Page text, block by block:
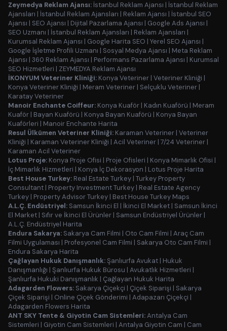
Zeymedya Reklam Ajansı: İstanbul Reklam Ajansı | İstanbul Reklam
Ajansları | İstanbul Reklam Ajansları | Reklam Ajansı | İstanbul SEO
Ajansı | SEO Ajansı | Dijital Pazarlama Ajansı | Google Ads Ajansı |
SEO Uzmanı | İstanbul Reklam Ajansları | Reklam Ajansları |
Kurumsal Reklam Ajansı | Google Harita SEO | Yerel SEO Ajansı |
Google İşletme Profili Uzmanı | Sosyal Medya Ajansı | Meta Reklam
Ajansı | 360 Reklam Ajansı | Performans Pazarlama Ajansı | Kurumsal
SEO Hizmetleri | ZEYMEDYA Reklam Ajansı
İKONYUM Veteriner Kliniği: Konya Veteriner | Veteriner Kliniği |
Konya Veteriner Kliniği | Meram Veteriner | Selçuklu Veteriner |
Karatay Veteriner
Manoir Enchante Coiffeur: Konya Kuaför | Kadın Kuaförü | Meram
Kuaför | Bayan Kuaförü | Konya Bayan Kuaförü | Konya Bayan
Kuaförleri | Manoir Enchante Harita
Resul Ülkümen Veteriner Kliniği: Karaman Veteriner | Veteriner
Kliniği | Karaman Veteriner Kliniği | Acil Veteriner | 7/24 Veteriner |
Karaman Acil Veteriner
Lotus Proje: Konya Proje Ofisi | Proje Ofisleri | Konya Mimarlık Ofisi |
İç Mimarlık Hizmetleri | Konya İç Dekorasyon | Lotus Proje Harita
Best House Turkey: Real Estate Turkey | Turkey Property
Consultant | Property Investment Turkey | Real Estate Agency
Turkey | Property Advisor Turkey | Best House Turkey Maps
A.L.Ç. Endüstriyel: Samsun İkinci El | İkinci El Market | Samsun İkinci
El Market | Sıfır ve İkinci El Ürünler | Samsun Endüstriyel Ürünler |
A.L.Ç. Endüstriyel Harita
Endura Sakarya: Sakarya Cam Filmi | Oto Cam Filmi | Araç Cam
Filmi Uygulaması | Profesyonel Cam Filmi | Sakarya Oto Cam Filmi |
Endura Sakarya Harita
Çağlayan Hukuk Danışmanlık:Şanlıurfa Avukat | Hukuk
Danışmanlığı | Şanlıurfa Hukuk Bürosu | Avukatlık Hizmetleri |
Şanlıurfa Hukuki Danışmanlık | Çağlayan Hukuk Harita
Adagarden Flowers: Sakarya Çiçekçi | Çiçek Siparişi | Sakarya
Çiçek Siparişi | Online Çiçek Gönderimi | Adapazarı Çiçekçi |
Adagarden Flowers Harita
ANT SKY Tente & Giyotin Cam Sistemleri:Antalya Cam
Sistemleri | Giyotin Cam Sistemleri | Antalya Giyotin Cam | Cam